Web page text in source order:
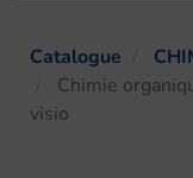
Catalogue
Chimie
visio